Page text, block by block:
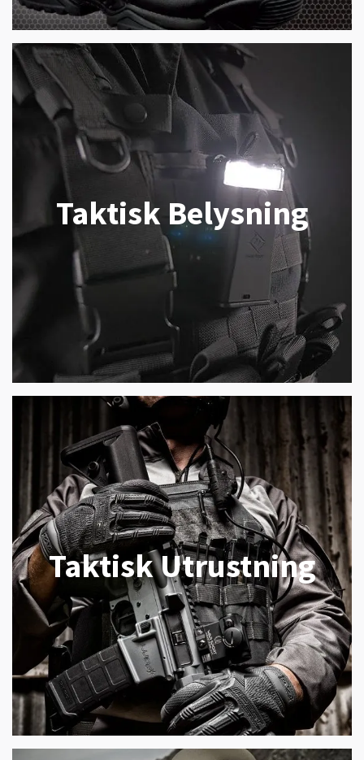
Taktisk Belysning
Taktisk Utrustning